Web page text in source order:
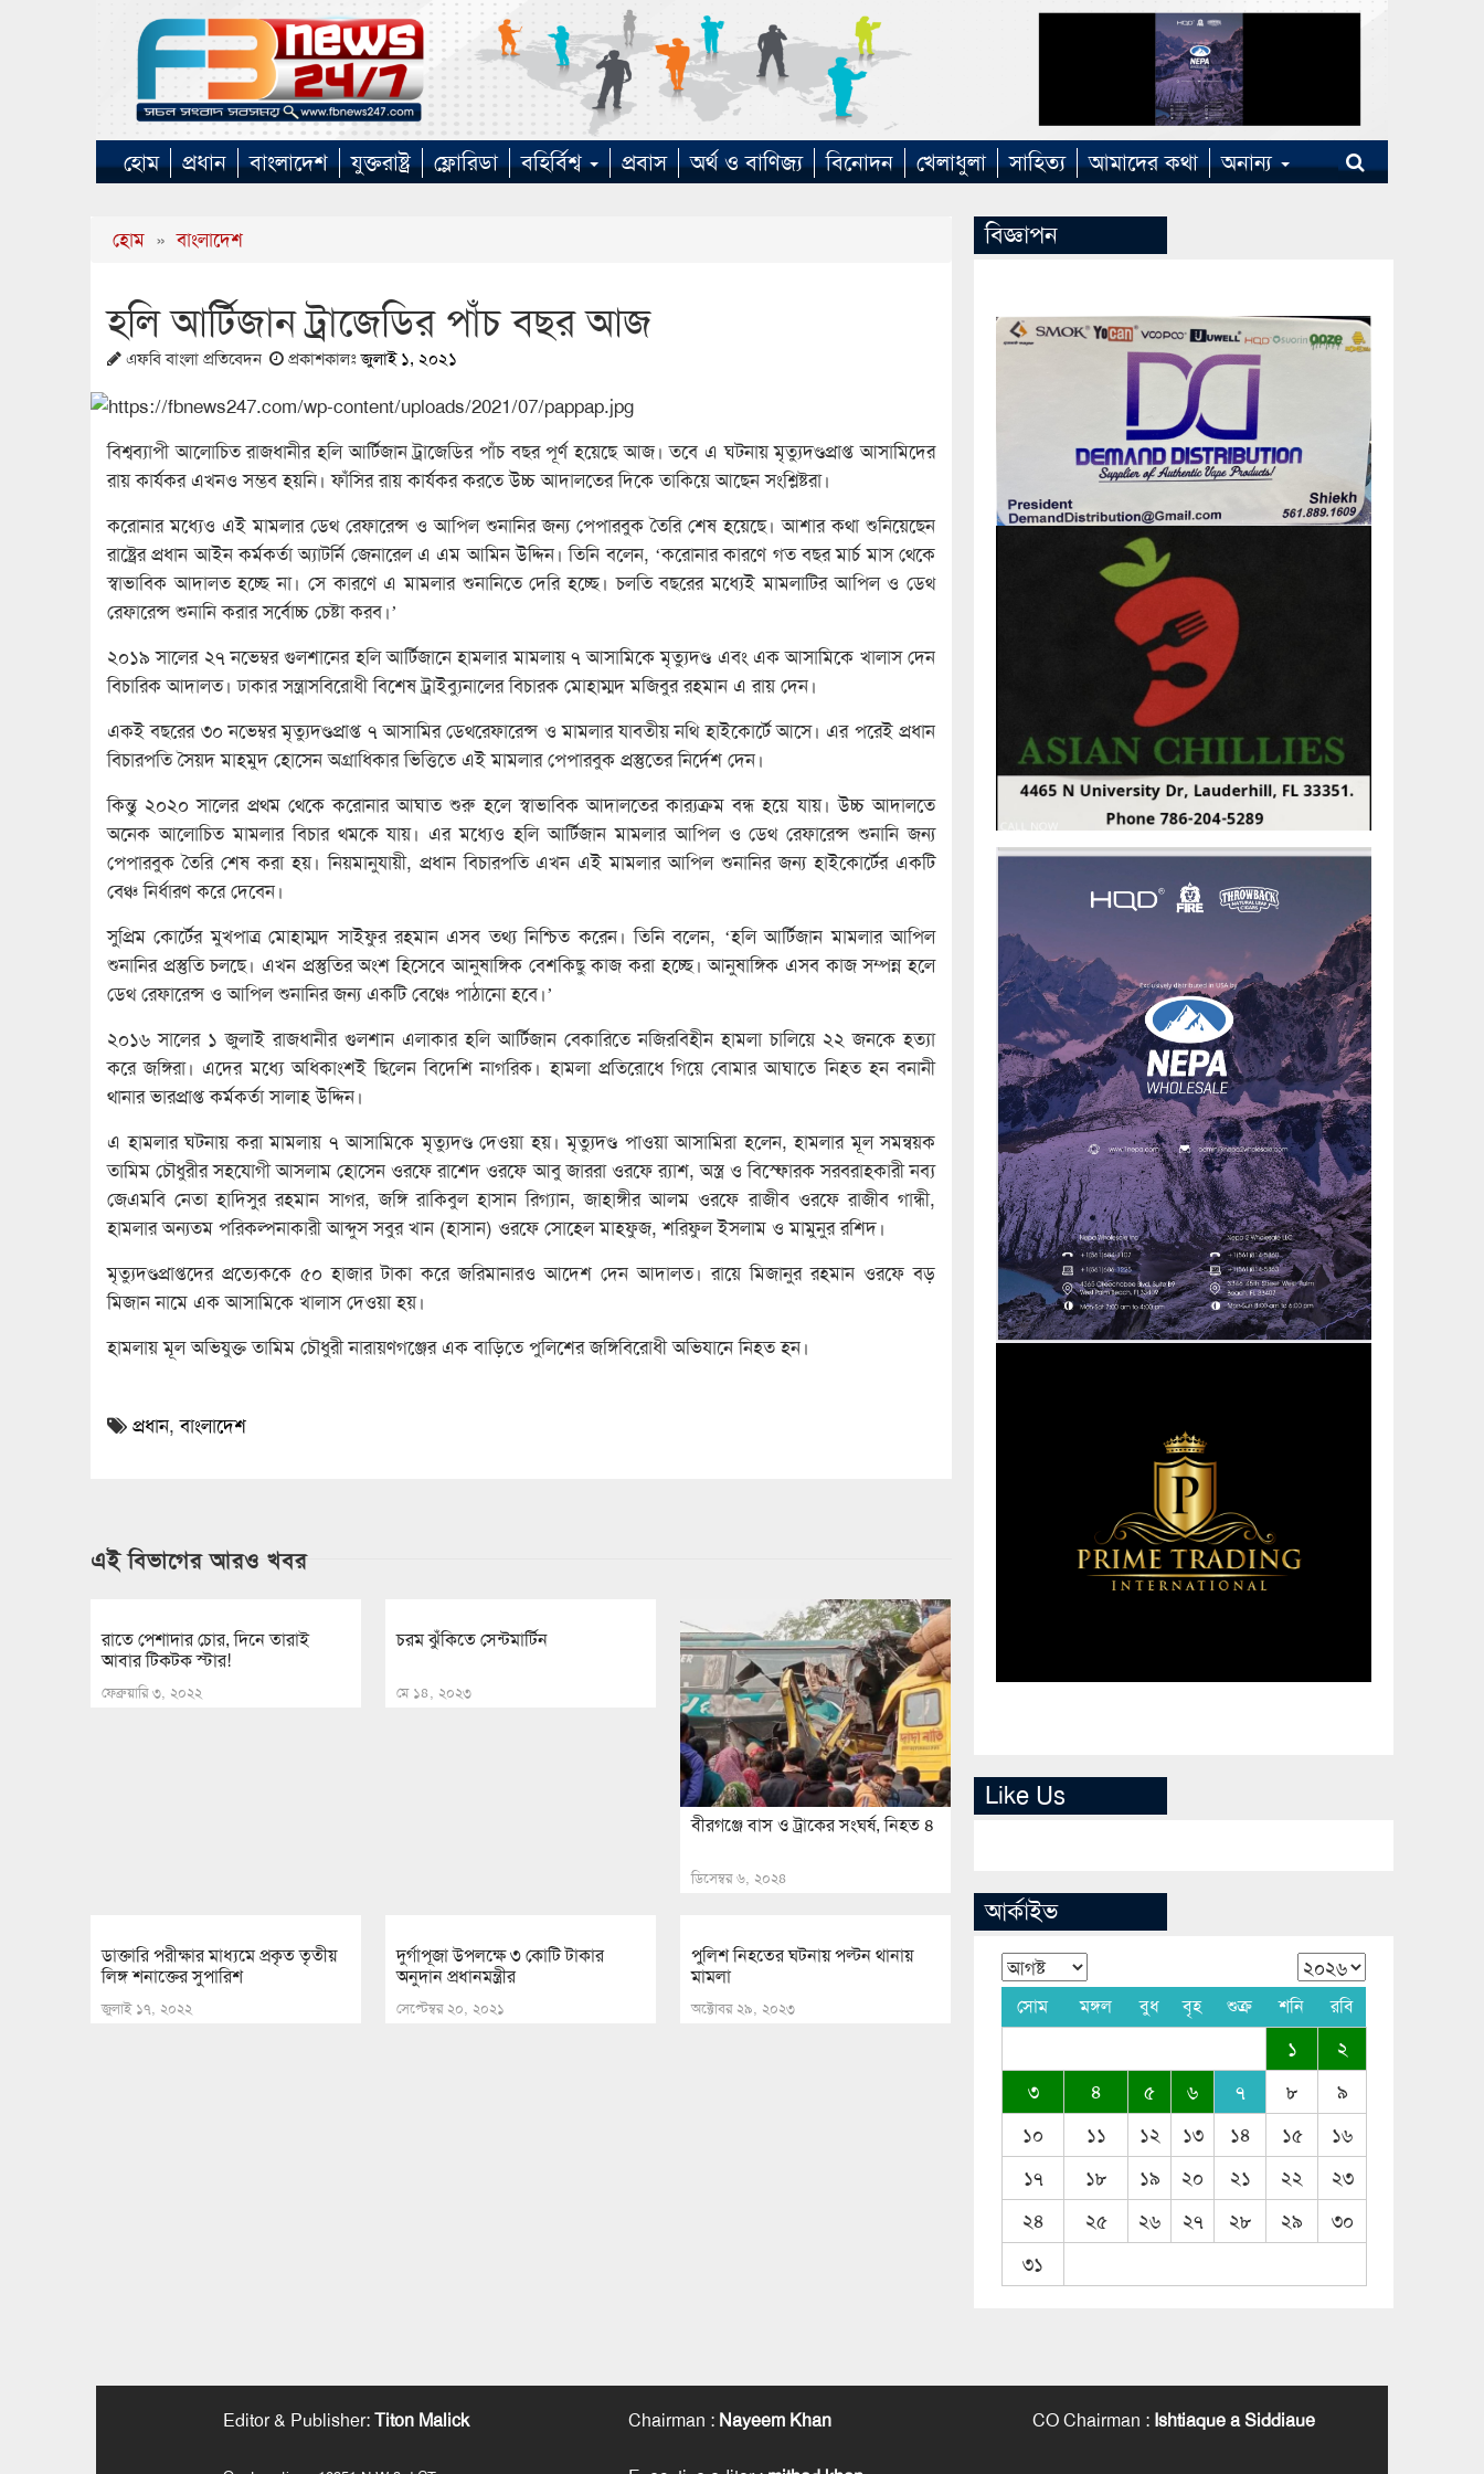
হোম প্রধান বাংলাদেশ যুক্তরাষ্ট্র ফ্লোরিডা বহির্বিশ্ব প্রবাস অর্থ ও বাণিজ্য বিনোদন খেলাধুলা সাহিত্য আমাদের কথা অনান্য
হোম » বাংলাদেশ
হলি আর্টিজান ট্রাজেডির পাঁচ বছর আজ
এফবি বাংলা প্রতিবেদন প্রকাশকালঃজুলাই ১, ২০২১
বিশ্বব্যাপী আলোচিত রাজধানীর হলি আর্টিজান ট্রাজেডির পাঁচ বছর পূর্ণ হয়েছে আজ। তবে এ ঘটনায় মৃত্যুদণ্ডপ্রাপ্ত আসামিদের
রায় কার্যকর এখনও সম্ভব হয়নি। ফাঁসির রায় কার্যকর করতে উচ্চ আদালতের দিকে তাকিয়ে আছেন সংশ্লিষ্টরা।
করোনার মধ্যেও এই মামলার ডেথ রেফারেন্স ও আপিল শুনানির জন্য পেপারবুক তৈরি শেষ হয়েছে। আশার কথা শুনিয়েছেন
রাষ্ট্রের প্রধান আইন কর্মকর্তা অ্যাটর্নি জেনারেল এ এম আমিন উদ্দিন। তিনি বলেন, ‘করোনার কারণে গত বছর মার্চ মাস থেকে
স্বাভাবিক আদালত হচ্ছে না। সে কারণে এ মামলার শুনানিতে দেরি হচ্ছে। চলতি বছরের মধ্যেই মামলাটির আপিল ও ডেথ
রেফারেন্স শুনানি করার সর্বোচ্চ চেষ্টা করব।’
২০১৯ সালের ২৭ নভেম্বর গুলশানের হলি আর্টিজানে হামলার মামলায় ৭ আসামিকে মৃত্যুদণ্ড এবং এক আসামিকে খালাস দেন
বিচারিক আদালত। ঢাকার সন্ত্রাসবিরোধী বিশেষ ট্রাইব্যুনালের বিচারক মোহাম্মদ মজিবুর রহমান এ রায় দেন।
একই বছরের ৩০ নভেম্বর মৃত্যুদণ্ডপ্রাপ্ত ৭ আসামির ডেথরেফারেন্স ও মামলার যাবতীয় নথি হাইকোর্টে আসে। এর পরেই প্রধান
বিচারপতি সৈয়দ মাহমুদ হোসেন অগ্রাধিকার ভিত্তিতে এই মামলার পেপারবুক প্রস্তুতের নির্দেশ দেন।
কিন্তু ২০২০ সালের প্রথম থেকে করোনার আঘাত শুরু হলে স্বাভাবিক আদালতের কার‌্যক্রম বন্ধ হয়ে যায়। উচ্চ আদালতে
অনেক আলোচিত মামলার বিচার থমকে যায়। এর মধ্যেও হলি আর্টিজান মামলার আপিল ও ডেথ রেফারেন্স শুনানি জন্য
পেপারবুক তৈরি শেষ করা হয়। নিয়মানুযায়ী, প্রধান বিচারপতি এখন এই মামলার আপিল শুনানির জন্য হাইকোর্টের একটি
বেঞ্চ নির্ধারণ করে দেবেন।
সুপ্রিম কোর্টের মুখপাত্র মোহাম্মদ সাইফুর রহমান এসব তথ্য নিশ্চিত করেন। তিনি বলেন, ‘হলি আর্টিজান মামলার আপিল
শুনানির প্রস্তুতি চলছে। এখন প্রস্তুতির অংশ হিসেবে আনুষাঙ্গিক বেশকিছু কাজ করা হচ্ছে। আনুষাঙ্গিক এসব কাজ সম্পন্ন হলে
ডেথ রেফারেন্স ও আপিল শুনানির জন্য একটি বেঞ্চে পাঠানো হবে।’
২০১৬ সালের ১ জুলাই রাজধানীর গুলশান এলাকার হলি আর্টিজান বেকারিতে নজিরবিহীন হামলা চালিয়ে ২২ জনকে হত্যা
করে জঙ্গিরা। এদের মধ্যে অধিকাংশই ছিলেন বিদেশি নাগরিক। হামলা প্রতিরোধে গিয়ে বোমার আঘাতে নিহত হন বনানী
থানার ভারপ্রাপ্ত কর্মকর্তা সালাহ উদ্দিন।
এ হামলার ঘটনায় করা মামলায় ৭ আসামিকে মৃত্যুদণ্ড দেওয়া হয়। মৃত্যুদণ্ড পাওয়া আসামিরা হলেন, হামলার মূল সমন্বয়ক
তামিম চৌধুরীর সহযোগী আসলাম হোসেন ওরফে রাশেদ ওরফে আবু জাররা ওরফে র‍্যাশ, অস্ত্র ও বিস্ফোরক সরবরাহকারী নব্য
জেএমবি নেতা হাদিসুর রহমান সাগর, জঙ্গি রাকিবুল হাসান রিগ্যান, জাহাঙ্গীর আলম ওরফে রাজীব ওরফে রাজীব গান্ধী,
হামলার অন্যতম পরিকল্পনাকারী আব্দুস সবুর খান (হাসান) ওরফে সোহেল মাহফুজ, শরিফুল ইসলাম ও মামুনুর রশিদ।
মৃত্যুদণ্ডপ্রাপ্তদের প্রত্যেককে ৫০ হাজার টাকা করে জরিমানারও আদেশ দেন আদালত। রায়ে মিজানুর রহমান ওরফে বড়
মিজান নামে এক আসামিকে খালাস দেওয়া হয়।
হামলায় মূল অভিযুক্ত তামিম চৌধুরী নারায়ণগঞ্জের এক বাড়িতে পুলিশের জঙ্গিবিরোধী অভিযানে নিহত হন।
প্রধান,বাংলাদেশ
এই বিভাগের আরও খবর
রাতে পেশাদার চোর, দিনে তারাই
আবার টিকটক স্টার!
ফেব্রুয়ারি ৩, ২০২২
চরম ঝুঁকিতে সেন্টমার্টিন
মে ১৪, ২০২৩
বীরগঞ্জে বাস ও ট্রাকের সংঘর্ষ, নিহত ৪
ডিসেম্বর ৬, ২০২৪
ডাক্তারি পরীক্ষার মাধ্যমে প্রকৃত তৃতীয়
লিঙ্গ শনাক্তের সুপারিশ
জুলাই ১৭, ২০২২
দুর্গাপূজা উপলক্ষে ৩ কোটি টাকার
অনুদান প্রধানমন্ত্রীর
সেপ্টেম্বর ২০, ২০২১
পুলিশ নিহতের ঘটনায় পল্টন থানায়
মামলা
অক্টোবর ২৯, ২০২৩
বিজ্ঞাপন
Like Us
আর্কাইভ
সোম মঙ্গল বুধ বৃহ শুক্র শনি রবি
১
২
৩
৪ ৫ ৬ ৭ ৮
৯
১০
১১ ১২ ১৩ ১৪ ১৫
১৬
১৭
১৮ ১৯ ২০ ২১ ২২
২৩
২৪
২৫ ২৬ ২৭ ২৮ ২৯
৩০
৩১
Editor & Publisher:Titon Malick Chairman : Nayeem Khan CO Chairman : Ishtiaque a Siddiaue